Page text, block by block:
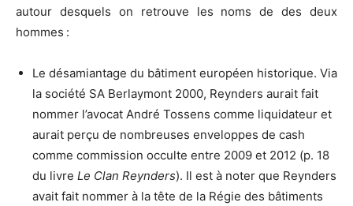
autour desquels on retrouve les noms de des deux
hommes :
Le désamiantage du bâtiment européen historique. Via
la société SA Berlaymont 2000, Reynders aurait fait
nommer l’avocat André Tossens comme liquidateur et
aurait perçu de nombreuses enveloppes de cash
comme commission occulte entre 2009 et 2012 (p. 18
du livre Le Clan Reynders). Il est à noter que Reynders
avait fait nommer à la tête de la Régie des bâtiments